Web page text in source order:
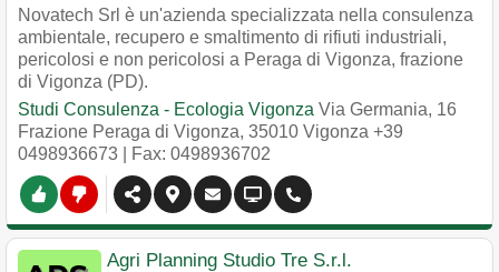
Novatech Srl è un'azienda specializzata nella consulenza
ambientale, recupero e smaltimento di rifiuti industriali,
pericolosi e non pericolosi a Peraga di Vigonza, frazione
di Vigonza (PD).
Studi Consulenza - Ecologia Vigonza Via Germania, 16
Frazione Peraga di Vigonza, 35010 Vigonza +39
0498936673 | Fax: 0498936702
Agri Planning Studio Tre S.r.l.